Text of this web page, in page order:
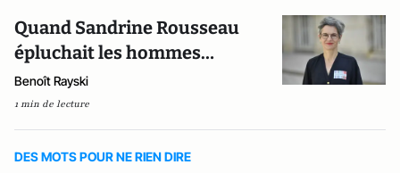
Quand Sandrine Rousseau
épluchait les hommes…
Benoît Rayski
1 min de lecture
DES MOTS POUR NE RIEN DIRE